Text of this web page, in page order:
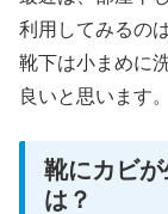
利用してみるの
靴下は小まめに
良いと思います。
靴にカビ
は？